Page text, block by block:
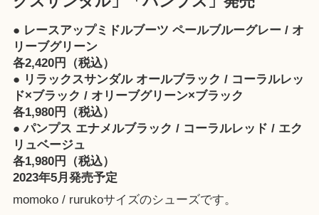
● レースアップミドルブーツ ペールブルーグレー / オ
リーブグリーン
各2,420円（税込）
● リラックスサンダル オールブラック / コーラルレッ
ド×ブラック / オリーブグリーン×ブラック
各1,980円（税込）
● パンプス エナメルブラック / コーラルレッド / エク
リュベージュ
各1,980円（税込）
2023年5月発売予定
momoko / rurukoサイズのシューズです。